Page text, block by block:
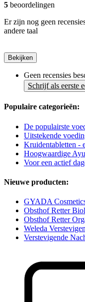
5 beoordelingen
Er zijn nog geen
andere taal
Bekijken
Geen recensies
Schrijf als eerste
Populaire categorieën:
De populairste
Uitstekende
Kruidentabletten -
Hoogwaardige
Voor een actief
Nieuwe producten:
GYADA
Obsthof Retter
Obsthof Retter
Weleda
Verstevigende